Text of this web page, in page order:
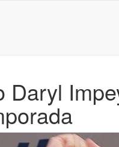
Daryl